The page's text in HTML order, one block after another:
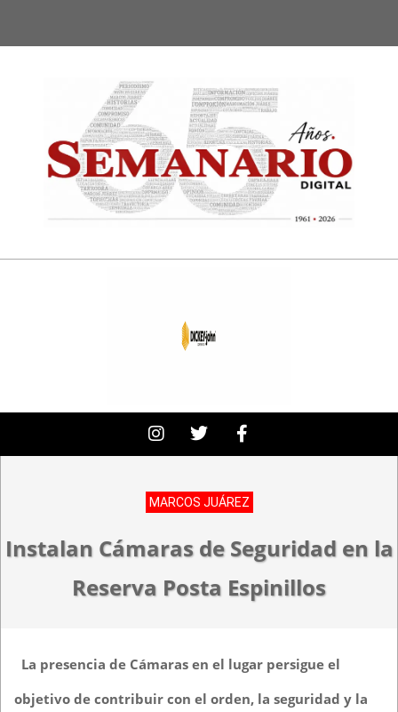
Digital
MARCOS JUÁREZ
Instalan Cámaras de Seguridad en la
Reserva Posta Espinillos
La presencia de Cámaras en el lugar persigue el
objetivo de contribuir con el orden, la seguridad y la